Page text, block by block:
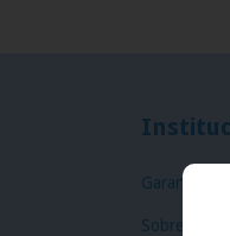
Garantia
Sobre Nós